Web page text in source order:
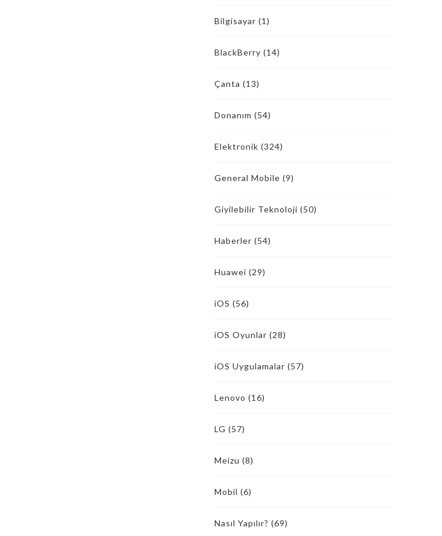
Bilgisayar (1)
BlackBerry (14)
Çanta (13)
Donanım (54)
Elektronik (324)
General Mobile (9)
Giyilebilir Teknoloji (50)
Haberler (54)
Huawei (29)
iOS (56)
iOS Oyunlar (28)
iOS Uygulamalar (57)
Lenovo (16)
LG (57)
Meizu (8)
Mobil (6)
Nasıl Yapılır? (69)